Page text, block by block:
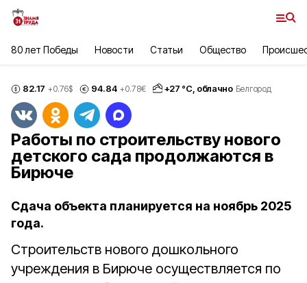
80 лет Победы Новости Статьи Общество
82.17 +0.76$ 94.84 +0.78€ +27 °С, облачно Белгород
Работы по строительству нового
детского сада продолжаются в
Бирюче
Сдача объекта планируется на ноябрь 2025
года.
Строительств нового дошкольного
учреждения в Бирюче осуществляется по